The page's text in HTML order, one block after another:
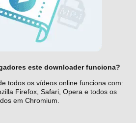
este downloader funciona?
todos os vídeos online funciona com:
Firefox, Safari, Opera e todos os
em Chromium.